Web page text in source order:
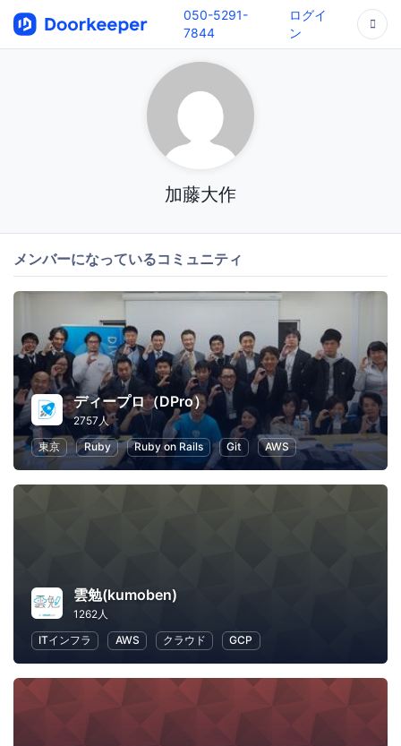
050-5291-
7844
ログイ
ン
加藤大作
メンバーになっているコミュニティ
ディープロ（DPro）
2757人
東京
Ruby Ruby on Rails Git AWS
雲勉(kumoben)
1262人
ITインフラ
AWS クラウド GCP